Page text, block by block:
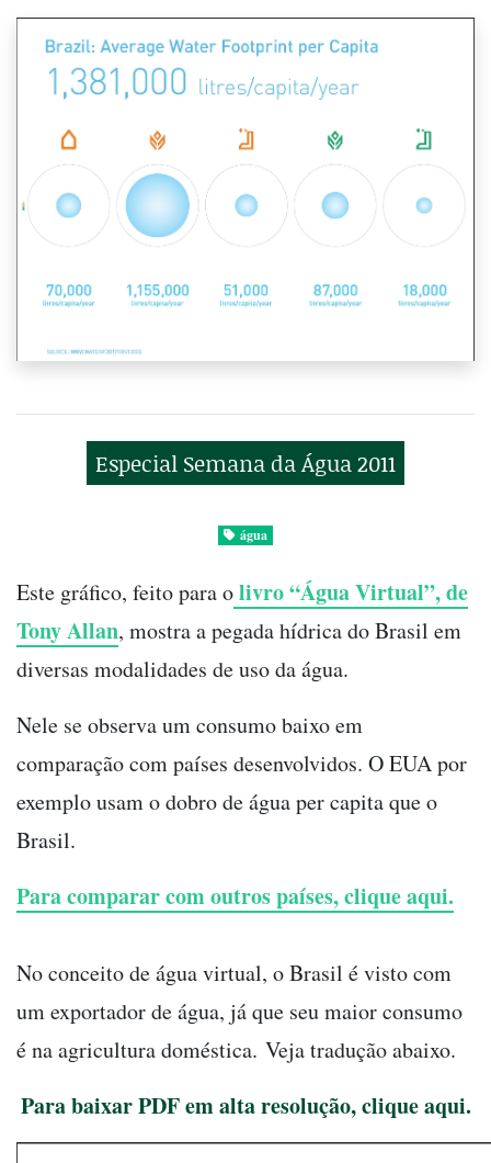
Especial Semana da Água 2011
água
Este gráfico, feito para olivro “Água Virtual”, de
Tony Allan, mostra a pegada hídrica do Brasil em
diversas modalidades de uso da água.
Nele se observa um consumo baixo em
comparação com países desenvolvidos. O EUA por
exemplo usam o dobro de água per capita que o
Brasil.
Para comparar com outros países, clique aqui.
No conceito de água virtual, o Brasil é visto com
um exportador de água, já que seu maior consumo
é na agricultura doméstica. Veja tradução abaixo.
Para baixar PDF em alta resolução, clique aqui.